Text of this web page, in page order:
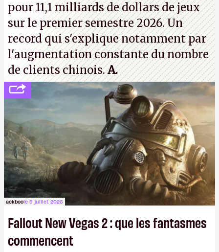
pour 11,1 milliards de dollars de jeux
sur le premier semestre 2026. Un
record qui s'explique notamment par
l'augmentation constante du nombre
de clients chinois.A.
ackboole 9 juillet 2026
Fallout New Vegas 2 : que les fantasmes
commencent